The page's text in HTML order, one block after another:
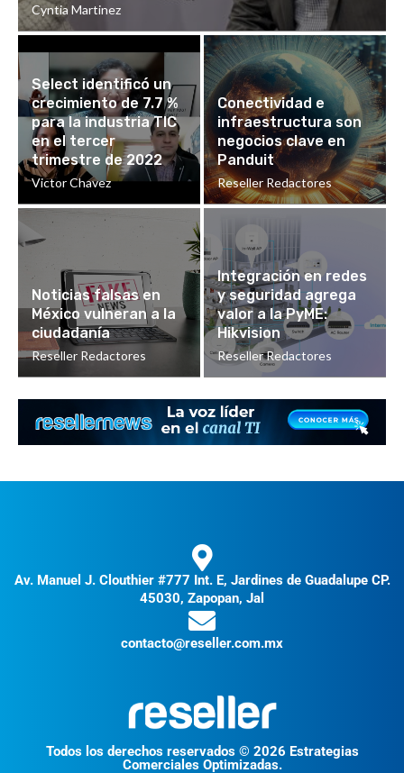
Cyntia Martinez
Select identificó un
crecimiento de 7.7 %
para la industria TIC
en el tercer
trimestre de 2022
Victor Chavez
Conectividad e
infraestructura son
negocios clave en
Panduit
Reseller Redactores
Noticias falsas en
México vulneran a la
ciudadanía
Reseller Redactores
Integración en redes
y seguridad agrega
valor a la PyME:
Hikvision
Reseller Redactores
Av. Manuel J. Clouthier #777 Int. E, Jardines de Guadalupe CP.
45030, Zapopan, Jal
contacto@reseller.com.mx
Todos los derechos reservados © 2026 Estrategias
Comerciales Optimizadas.